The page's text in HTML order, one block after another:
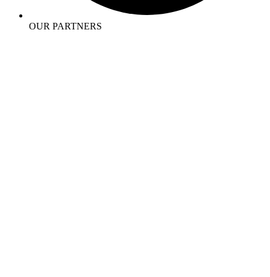
OUR PARTNERS